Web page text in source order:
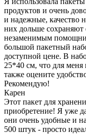
продуктов и очень
и надежные, качество
них дольше сохраняют
незаменимым
большой пакетный
доступной цене. В
25*40 см, что для меня
также оцените
Рекомендую!
Карен
Этот пакет для
приобретение! Я уже
они очень удобные и
500 штук - просто